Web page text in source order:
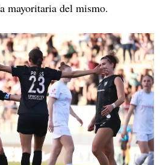
mayoritaria del mismo.